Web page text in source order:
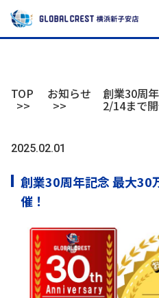
TOP お知らせ 創業30周
2/14まで開
2025.02.01
創業30周年記念 最大30
催！